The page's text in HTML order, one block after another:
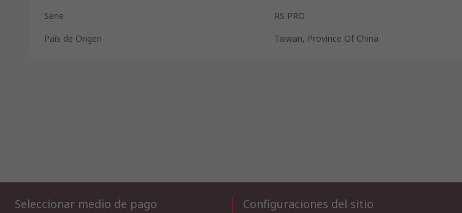
Serie
RS PRO
País de Origen
Taiwan, Province Of China
Seleccionar medio de pago Configuraciones del sitio